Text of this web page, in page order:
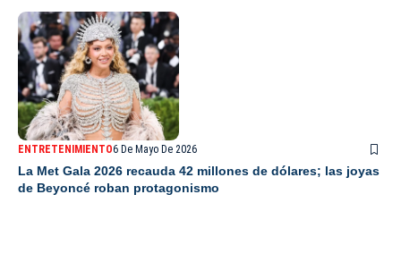
ENTRETENIMIENTO6 De Mayo De 2026
La Met Gala 2026 recauda 42 millones de dólares; las joyas
de Beyoncé roban protagonismo